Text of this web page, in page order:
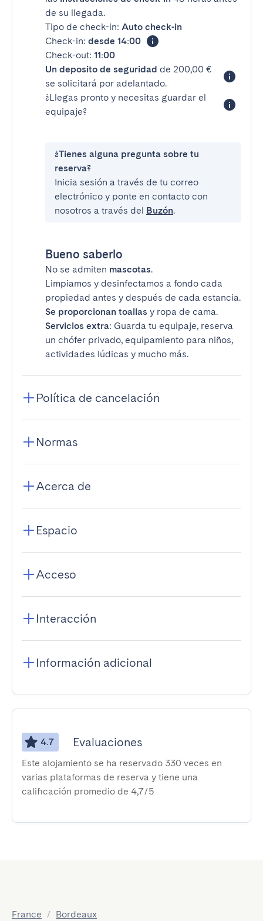
de su llegada.
Tipo de check-in: Auto check-in
Check-in: desde 14:00
Check-out: 11:00
Un deposito de seguridad de 200,00 €
se solicitará por adelantado.
¿Llegas pronto y necesitas guardar el
equipaje?
¿Tienes alguna pregunta sobre tu
reserva?
Inicia sesión a través de tu correo
electrónico y ponte en contacto con
nosotros a través del Buzón.
Bueno saberlo
No se admiten mascotas.
Limpiamos y desinfectamos a fondo cada
propiedad antes y después de cada estancia.
Se proporcionan toallas y ropa de cama.
Servicios extra: Guarda tu equipaje, reserva
un chófer privado, equipamiento para niños,
actividades lúdicas y mucho más.
Política de cancelación
Normas
Acerca de
Espacio
Acceso
Interacción
Información adicional
4.7 Evaluaciones
Este alojamiento se ha reservado 330 veces en
varias plataformas de reserva y tiene una
calificación promedio de 4,7/5
France / Bordeaux